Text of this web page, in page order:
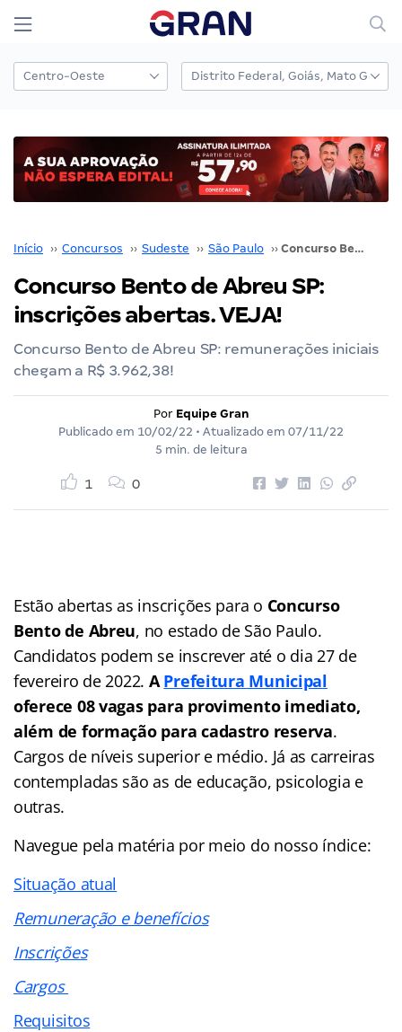
Início ›› Concursos ›› Sudeste ›› São Paulo ›› Concurso Bento de Abreu SP: inscrições abertas. VEJA!
Concurso Bento de Abreu SP:
inscrições abertas. VEJA!
Concurso Bento de Abreu SP: remunerações iniciais
chegam a R$ 3.962,38!
Por Equipe Gran
Publicado em 10/02/22 • Atualizado em 07/11/22
5 min. de leitura
1 0
Estão abertas as inscrições para o Concurso
Bento de Abreu, no estado de São Paulo.
Candidatos podem se inscrever até o dia 27 de
fevereiro de 2022. APrefeitura Municipal
oferece 08 vagas para provimento imediato,
além de formação para cadastro reserva.
Cargos de níveis superior e médio. Já as carreiras
contempladas são as de educação, psicologia e
outras.
Navegue pela matéria por meio do nosso índice:
Situação atual
Remuneração e benefícios
Inscrições
Cargos
Requisitos